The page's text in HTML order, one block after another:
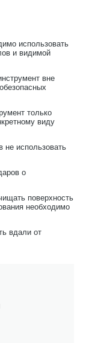
использовать
и видимой
вне
только
виду
не использовать
о
поверхность
необходимо
вдали от